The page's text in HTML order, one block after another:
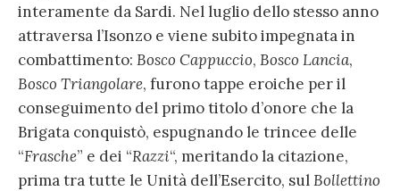
interamente da Sardi. Nel luglio dello stesso anno
attraversa l’Isonzo e viene subito impegnata in
combattimento: Bosco Cappuccio, Bosco Lancia,
Bosco Triangolare, furono tappe eroiche per il
conseguimento del primo titolo d’onore che la
Brigata conquistò, espugnando le trincee delle
“Frasche” e dei “Razzi“, meritando la citazione,
prima tra tutte le Unità dell’Esercito, sulBollettino